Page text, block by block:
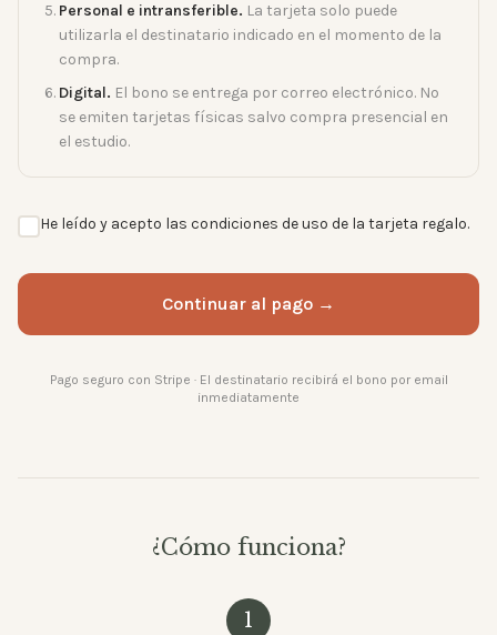
Personal e intransferible. La tarjeta solo puede
utilizarla el destinatario indicado en el momento de la
compra.
Digital. El bono se entrega por correo electrónico. No
se emiten tarjetas físicas salvo compra presencial en
el estudio.
He leído y acepto las condiciones de uso de la tarjeta regalo.
Continuar al pago →
Pago seguro con Stripe · El destinatario recibirá el bono por email
inmediatamente
¿Cómo funciona?
1